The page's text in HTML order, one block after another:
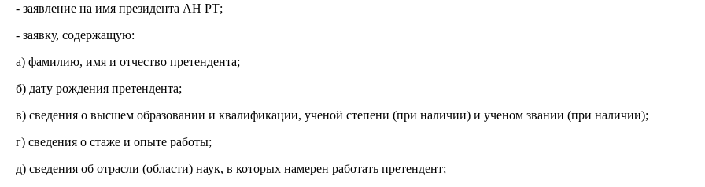
- заявление на имя президента АН РТ;
- заявку, содержащую:
а) фамилию, имя и отчество претендента;
б) дату рождения претендента;
в) сведения о высшем образовании и квалификации, ученой степени (при наличии) и ученом звании (при наличии);
г) сведения о стаже и опыте работы;
д) сведения об отрасли (области) наук, в которых намерен работать претендент;